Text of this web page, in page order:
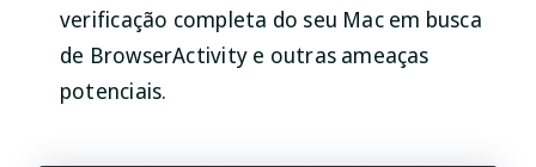
verificação completa do seu Mac em busca
de BrowserActivity e outras ameaças
potenciais.